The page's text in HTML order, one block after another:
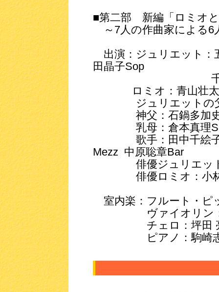
■第二部 新編「ロミオ
～7人の作曲家による6
出演：ジュリエット：
田晶子Sop
千葉万里奈
ロミオ：青山壮太
ジュリエットの父
神父：石鍋多加史
乳母：倉本真理
歌手：田中千絵子
Mezz 中原聡章Bar
俳優ジュリエット
俳優ロミオ：小林
室内楽：フルート・ピ
ヴァイオリン：
チェロ：坪田
ピアノ：駒崎